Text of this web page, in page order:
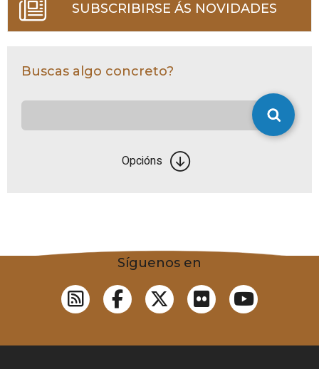
SUBSCRIBIRSE ÁS NOVIDADES
Buscas algo concreto?
Opcións
Síguenos en